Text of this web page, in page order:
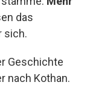
das
sich.
Geschichte
nach Kothan.